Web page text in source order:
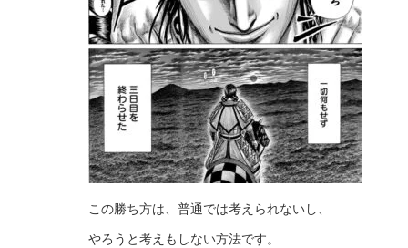
この勝ち方は、普通では考えられないし、
やろうと考えもしない方法です。